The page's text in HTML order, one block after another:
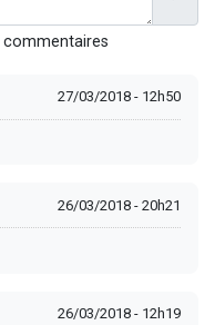
commentaires
27/03/2018 - 12h50
26/03/2018 - 20h21
26/03/2018 - 12h19